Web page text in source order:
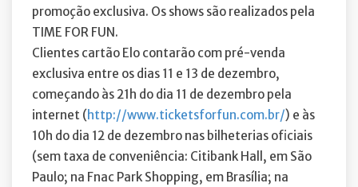
promoção exclusiva. Os shows são realizados pela
TIME FOR FUN.
Clientes cartão Elo contarão com pré-venda
exclusiva entre os dias 11 e 13 de dezembro,
começando às 21h do dia 11 de dezembro pela
internet (http://www.ticketsforfun.com.br/) e às
10h do dia 12 de dezembro nas bilheterias oficiais
(sem taxa de conveniência: Citibank Hall, em São
Paulo; na Fnac Park Shopping, em Brasília; na